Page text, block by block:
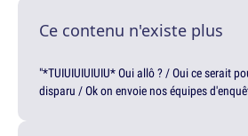
Ce contenu n'existe plus
"*TUIUIUIUIUIU* Oui allô ? / Oui ce serait
disparu / Ok on envoie nos équipes